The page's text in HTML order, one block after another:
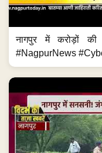
नागपुर में करोड़ों
#NagpurNews